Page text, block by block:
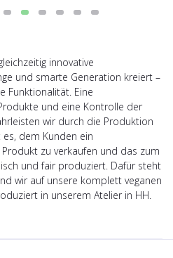
innovative
und smarte Generation kreiert –
Funktionalität. Eine
und eine Kontrolle der
wir durch die Produktion
dem Kunden ein
zu verkaufen und das zum
und fair produziert. Dafür steht
wir auf unsere komplett veganen
in unserem Atelier in HH.